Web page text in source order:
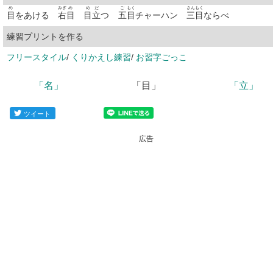
目
め
をあける 右
みぎ
目
め
目
め
立
だ
つ 五
ご
目
もく
チャーハン 三
さん
目
もく
ならべ
練習プリントを作る
フリースタイル/ くりかえし練習/ お習字ごっこ
「名」 「目」 「立」
ツイート
広告